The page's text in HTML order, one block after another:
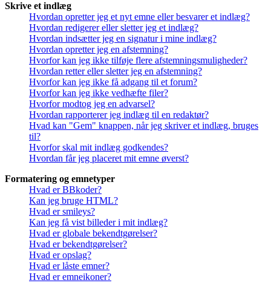
Skrive et indlæg
Hvordan opretter jeg et nyt emne eller besvarer et indlæg?
Hvordan redigerer eller sletter jeg et indlæg?
Hvordan indsætter jeg en signatur i mine indlæg?
Hvordan opretter jeg en afstemning?
Hvorfor kan jeg ikke tilføje flere afstemningsmuligheder?
Hvordan retter eller sletter jeg en afstemning?
Hvorfor kan jeg ikke få adgang til et forum?
Hvorfor kan jeg ikke vedhæfte filer?
Hvorfor modtog jeg en advarsel?
Hvordan rapporterer jeg indlæg til en redaktør?
Hvad kan "Gem" knappen, når jeg skriver et indlæg, bruges
til?
Hvorfor skal mit indlæg godkendes?
Hvordan får jeg placeret mit emne øverst?
Formatering og emnetyper
Hvad er BBkoder?
Kan jeg bruge HTML?
Hvad er smileys?
Kan jeg få vist billeder i mit indlæg?
Hvad er globale bekendtgørelser?
Hvad er bekendtgørelser?
Hvad er opslag?
Hvad er låste emner?
Hvad er emneikoner?